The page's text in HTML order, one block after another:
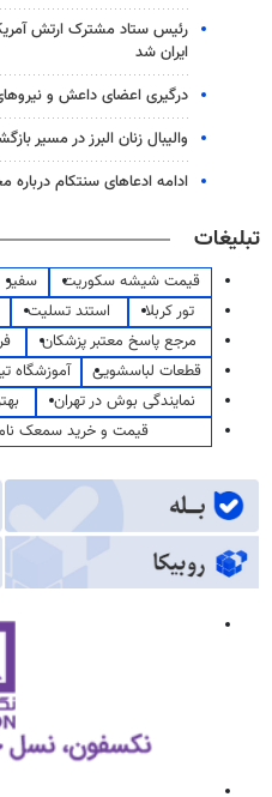
رئیس ستاد مشترک ارتش
ایران شد
درگیری اعضای داعش و
والیبال زنان البرز در مسیر
ادامه ادعاهای سنتکام درباره
تبلیغات
قیمت شیشه سکوریت سفیر
تور کربلا
استند تسلیت
مرجع پاسخ معتبر پزشکان
قطعات لباسشویی
آموزشگاه
نمایندگی بوش در تهران
قیمت و خرید سمعک